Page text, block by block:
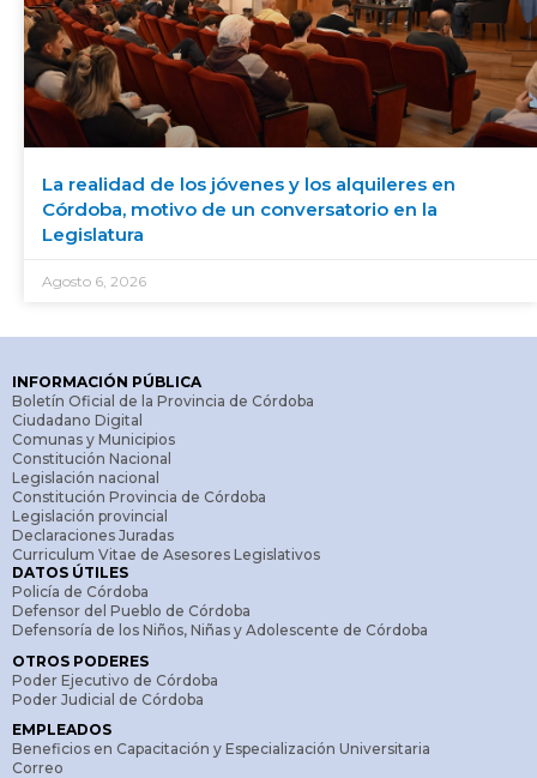
La realidad de los jóvenes y los alquileres en
Córdoba, motivo de un conversatorio en la
Legislatura
Agosto 6, 2026
INFORMACIÓN PÚBLICA
Boletín Oficial de la Provincia de Córdoba
Ciudadano Digital
Comunas y Municipios
Constitución Nacional
Legislación nacional
Constitución Provincia de Córdoba
Legislación provincial
Declaraciones Juradas
Curriculum Vitae de Asesores Legislativos
DATOS ÚTILES
Policía de Córdoba
Defensor del Pueblo de Córdoba
Defensoría de los Niños, Niñas y Adolescente de Córdoba
OTROS PODERES
Poder Ejecutivo de Córdoba
Poder Judicial de Córdoba
EMPLEADOS
Beneficios en Capacitación y Especialización Universitaria
Correo